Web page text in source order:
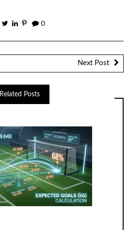
0
Next Post
Related Posts